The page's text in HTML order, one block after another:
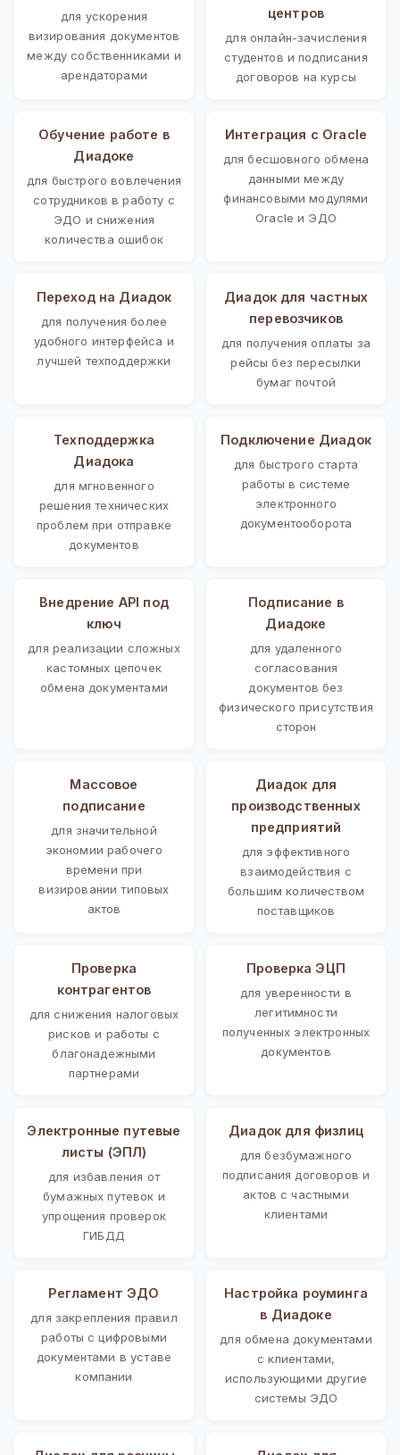
для ускорения
визирования документов
между собственниками и
арендаторами
центров
для онлайн-зачисления
студентов и подписания
договоров на курсы
Обучение работе в
Диадоке
для быстрого вовлечения
сотрудников в работу с
ЭДО и снижения
количества ошибок
Интеграция с Oracle
для бесшовного обмена
данными между
финансовыми модулями
Oracle и ЭДО
Переход на Диадок
для получения более
удобного интерфейса и
лучшей техподдержки
Диадок для частных
перевозчиков
для получения оплаты за
рейсы без пересылки
бумаг почтой
Техподдержка
Диадока
для мгновенного
решения технических
проблем при отправке
документов
Подключение Диадок
для быстрого старта
работы в системе
электронного
документооборота
Внедрение API под
ключ
для реализации сложных
кастомных цепочек
обмена документами
Подписание в
Диадоке
для удаленного
согласования
документов без
физического присутствия
сторон
Массовое
подписание
для значительной
экономии рабочего
времени при
визировании типовых
актов
Диадок для
производственных
предприятий
для эффективного
взаимодействия с
большим количеством
поставщиков
Проверка
контрагентов
для снижения налоговых
рисков и работы с
благонадежными
партнерами
Проверка ЭЦП
для уверенности в
легитимности
полученных электронных
документов
Электронные путевые
листы (ЭПЛ)
для избавления от
бумажных путевок и
упрощения проверок
ГИБДД
Диадок для физлиц
для безбумажного
подписания договоров и
актов с частными
клиентами
Регламент ЭДО
для закрепления правил
работы с цифровыми
документами в уставе
компании
Настройка роуминга
в Диадоке
для обмена документами
с клиентами,
использующими другие
системы ЭДО